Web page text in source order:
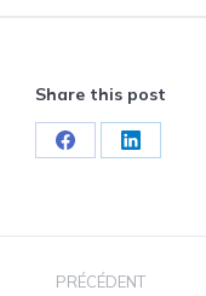
Share this post
PartagerPartager
PRÉCÉDENT